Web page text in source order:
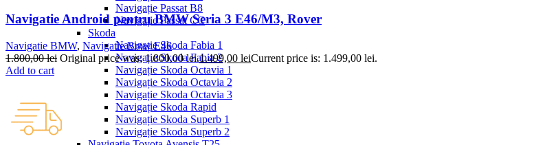
Navigație Passat B8
Navigație Passat CC
Skoda
Navigație Skoda Fabia 1
Navigație Skoda Fabia 2
Navigație Skoda Octavia 1
Navigație Skoda Octavia 2
Navigație Skoda Octavia 3
Navigație Skoda Rapid
Navigație Skoda Superb 1
Navigație Skoda Superb 2
Navigatie Android pentru BMW Seria 3 E46/M3, Rover
Navigatie BMW, Navigatie Bmw E46
1.800,00lei Original price was: 1.800,00 lei.1.499,00 leiCurrent price is: 1.499,00 lei.
Add to cart